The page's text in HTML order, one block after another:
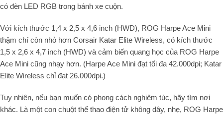
có đèn LED RGB trong bánh xe cuộn.
Với kích thước 1,4 x 2,5 x 4,6 inch (HWD), ROG Harpe Ace Mini
thậm chí còn nhỏ hơn Corsair Katar Elite Wireless, có kích thước
1,5 x 2,6 x 4,7 inch (HWD) và cảm biến quang học của ROG Harpe
Ace Mini cũng nhạy hơn. (Harpe Ace Mini đạt tối đa 42.000dpi; Katar
Elite Wireless chỉ đạt 26.000dpi.)
Tuy nhiên, nếu bạn muốn có phong cách nghiêm túc, hãy tìm nơi
khác. Là một con chuột thể thao điện tử không dây, nhẹ, ROG Harpe